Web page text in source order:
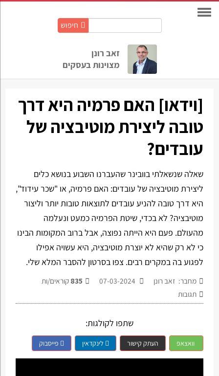
חיפוש
זאב רונן
מצוינות בעסקים
[וידאו] האם פרמיה היא דרך
טובה ליצירת מוטיבציה של
עובדים?
שאלה שנשאלתי בוובינר שהעברנו השבוע בנושא כלים
ליצירת מוטיבציה של עובדים: האם פרמיה, או "שכר עידוד",
היא דרך טובה להניע עובדים לתוצאות טובות יותר וליצור
מוטיבציה? לא בכדי, שיטת הפרמיה כמעט ונעלמה
מהעולם. פעם היא הייתה נפוצה, אבל ברוב המקומות הבינו
כי לא רק שהיא לא יוצרת מוטיבציה, היא עשויה אפילו
לפגוע בה במקרים רבים. צפו בסרטון להסבר המלא שלי.
מחבר: זאב רונן 835 קוראים/ות
תגובות
שתפו לקולגות:
וואצאפ העתק קישור לינקדאין פייסבוק